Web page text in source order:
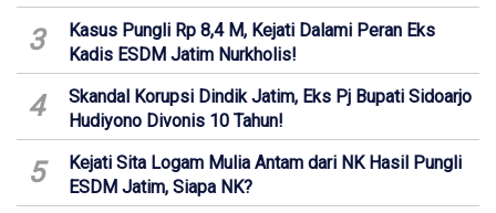
3
Kasus Pungli Rp 8,4 M, Kejati Dalami Peran Eks
Kadis ESDM Jatim Nurkholis!
4
Skandal Korupsi Dindik Jatim, Eks Pj Bupati Sidoarjo
Hudiyono Divonis 10 Tahun!
5
Kejati Sita Logam Mulia Antam dari NK Hasil Pungli
ESDM Jatim, Siapa NK?